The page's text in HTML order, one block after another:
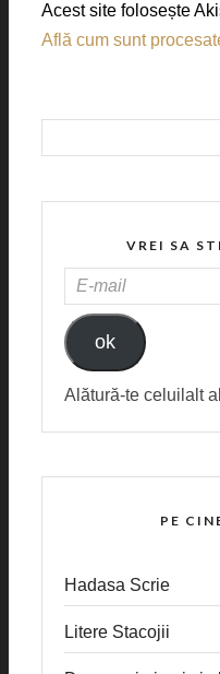
Acest site folosește
Află cum sunt
VREI SA
MAIL
ok
Alătură-te celuilalt
PE
Hadasa Scrie
Litere Stacojii